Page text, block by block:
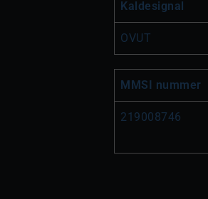
Kaldesignal
OVUT
MMSI nummer
219008746